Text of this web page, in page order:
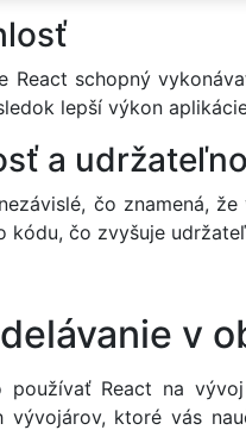
React schopný
lepší výkon
a
čo znamená,
kódu, čo zvyšuje
v
React na
vývojárov, ktoré vás